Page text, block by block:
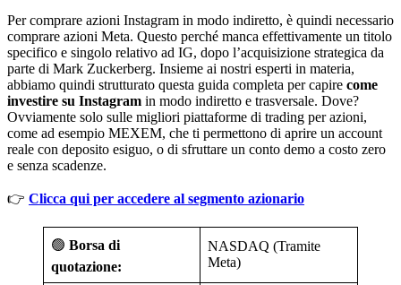
Per comprare azioni Instagram in modo indiretto, è quindi necessario
comprare azioni Meta. Questo perché manca effettivamente un titolo
specifico e singolo relativo ad IG, dopo l’acquisizione strategica da
parte di Mark Zuckerberg. Insieme ai nostri esperti in materia,
abbiamo quindi strutturato questa guida completa per capire come
investire su Instagram in modo indiretto e trasversale. Dove?
Ovviamente solo sulle migliori piattaforme di trading per azioni,
come ad esempio MEXEM, che ti permettono di aprire un account
reale con deposito esiguo, o di sfruttare un conto demo a costo zero
e senza scadenze.
👉 Clicca qui per accedere al segmento azionario
🟢 Borsa di
quotazione:
NASDAQ (Tramite
Meta)